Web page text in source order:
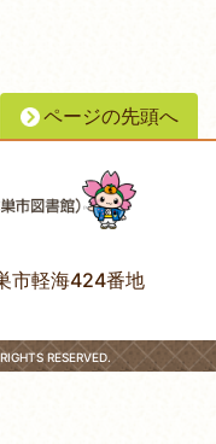
ページの先頭へ
市軽海424番地
RESERVED.